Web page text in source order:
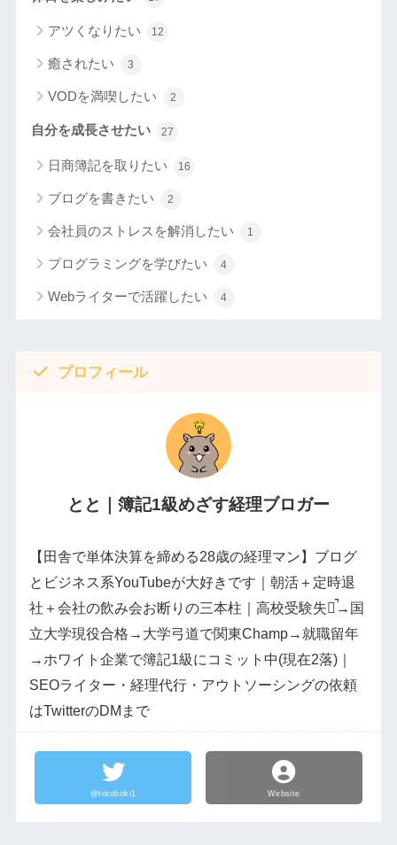
アツくなりたい 12
癒されたい 3
VODを満喫したい 2
自分を成長させたい 27
日商簿記を取りたい 16
ブログを書きたい 2
会社員のストレスを解消したい 1
プログラミングを学びたい 4
Webライターで活躍したい 4
プロフィール
とと｜簿記1級めざす経理ブロガー
【田舎で単体決算を締める28歳の経理マン】ブログ
とビジネス系YouTubeが大好きです｜朝活＋定時退
社＋会社の飲み会お断りの三本柱｜高校受験失敗̚→国
立大学現役合格→大学弓道で関東Champ→就職留年
→ホワイト企業で簿記1級にコミット中(現在2落)｜
SEOライター・経理代行・アウトソーシングの依頼
はTwitterのDMまで
@totoboki1 Website